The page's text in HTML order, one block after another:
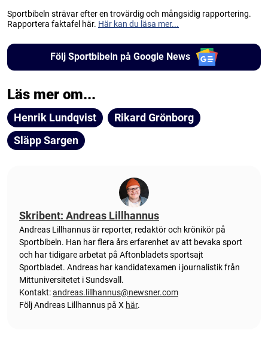
Sportbibeln strävar efter en trovärdig och mångsidig rapportering.
Rapportera faktafel här. Här kan du läsa mer...
Följ Sportbibeln på Google News
Läs mer om...
Henrik Lundqvist
Rikard Grönborg
Släpp Sargen
Skribent: Andreas Lillhannus
Andreas Lillhannus är reporter, redaktör och krönikör på
Sportbibeln. Han har flera års erfarenhet av att bevaka sport
och har tidigare arbetat på Aftonbladets sportsajt
Sportbladet. Andreas har kandidatexamen i journalistik från
Mittuniversitetet i Sundsvall.
Kontakt:andreas.lillhannus@newsner.com
Följ Andreas Lillhannus på X här.